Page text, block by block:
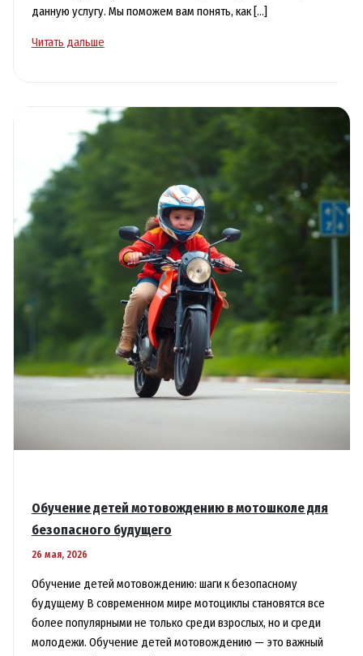
данную услугу. Мы поможем вам понять, как […]
Как
Запчасти
Гомеле
Читать дальше
Обучение детей мотовождению в мотошколе для
безопасного будущего
26 мая, 2026
Обучение детей мотовождению: шаги к безопасному
будущему В современном мире мотоциклы становятся все
более популярными не только среди взрослых, но и среди
молодежи. Обучение детей мотовождению — это важный